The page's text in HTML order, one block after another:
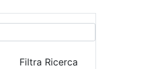
Filtra Ricerca